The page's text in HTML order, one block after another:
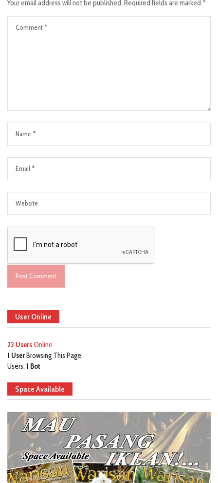
Your email address will not be published. Required fields are marked *
User Online
23 UsersOnline
1 UserBrowsing This Page.
Users: 1 Bot
Space Available